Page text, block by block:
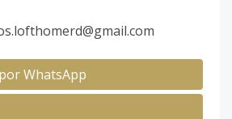
WhatsApp